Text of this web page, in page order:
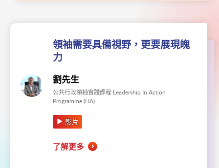
領袖需要具備視野，更要展現魄
力
劉先生
公共行政領袖實踐課程 Leadership In Action
Programme (LIA)
影片
了解更多